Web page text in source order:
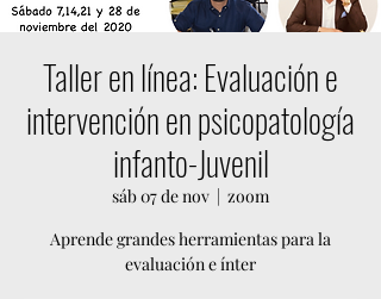
Taller en línea: Evaluación e
intervención en psicopatología
infanto-Juvenil
sáb 07 de nov
  |
zoom
Aprende grandes herramientas para la
evaluación e ínter